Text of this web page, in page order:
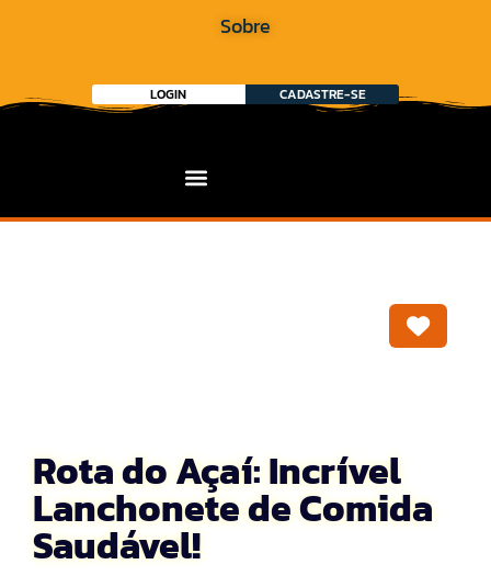
Sobre
LOGIN CADASTRE-SE
Rota do Açaí: Incrível
Lanchonete de Comida
Saudável!